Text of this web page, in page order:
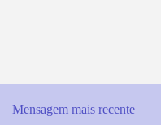
Mensagem mais recente